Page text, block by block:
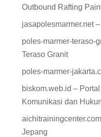
Outbound Rafting
jasapolesmarmer.net
poles-marmer-teraso-
Teraso Granit
poles-marmer-
biskom.web.id –
Komunikasi dan
Jepang